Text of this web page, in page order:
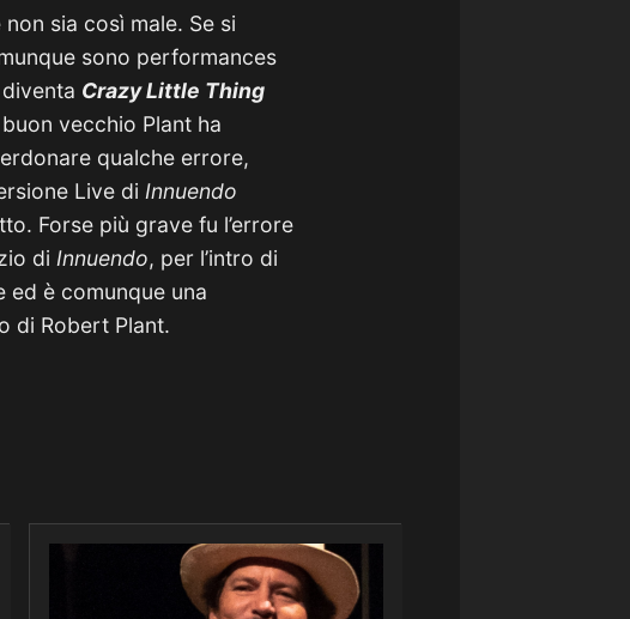
sia così male. Se si
sono performances
Crazy Little Thing
vecchio Plant ha
qualche errore,
Live di Innuendo
Forse più grave fu l’errore
di Innuendo, per l’intro di
ed è comunque una
di Robert Plant.